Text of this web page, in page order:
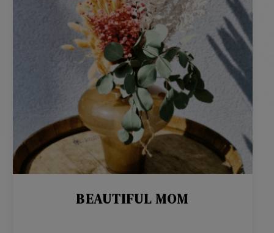
BEAUTIFUL MOM